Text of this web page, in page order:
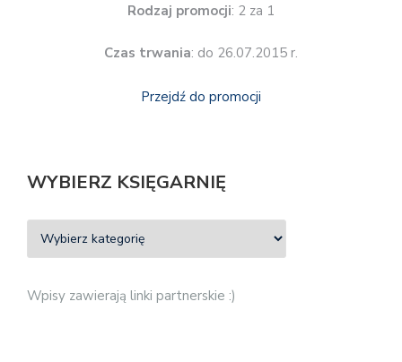
Rodzaj promocji: 2 za 1
Czas trwania: do 26.07.2015 r.
Przejdź do promocji
WYBIERZ KSIĘGARNIĘ
Wpisy zawierają linki partnerskie :)